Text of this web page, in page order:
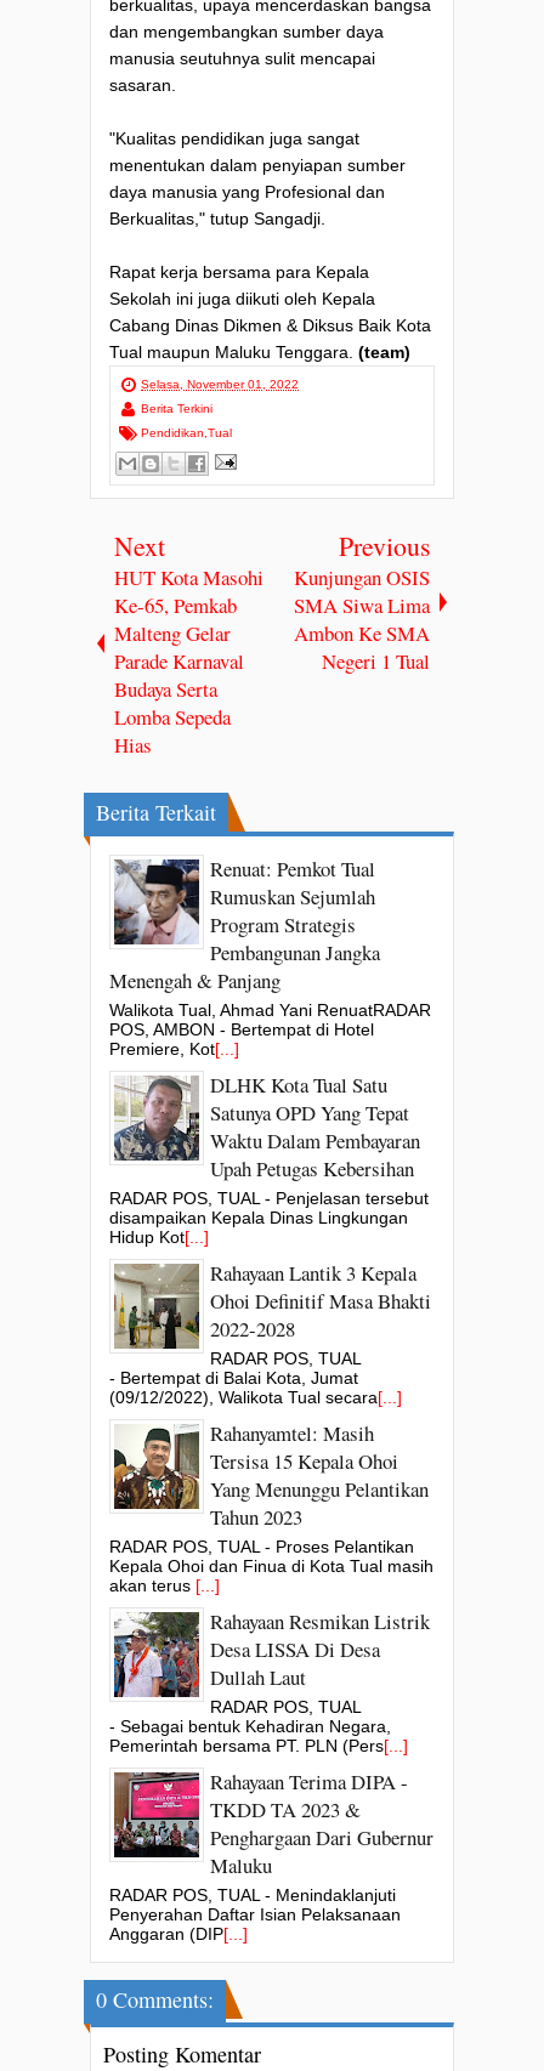
berkualitas, upaya mencerdaskan bangsa
dan mengembangkan sumber daya
manusia seutuhnya sulit mencapai
sasaran.
"Kualitas pendidikan juga sangat
menentukan dalam penyiapan sumber
daya manusia yang Profesional dan
Berkualitas," tutup Sangadji.
Rapat kerja bersama para Kepala
Sekolah ini juga diikuti oleh Kepala
Cabang Dinas Dikmen & Diksus Baik Kota
Tual maupun Maluku Tenggara. (team)
Selasa, November 01, 2022
Berita Terkini
Pendidikan,Tual
Next
HUT Kota Masohi
Ke-65, Pemkab
Malteng Gelar
Parade Karnaval
Budaya Serta
Lomba Sepeda
Hias
Previous
Kunjungan OSIS
SMA Siwa Lima
Ambon Ke SMA
Negeri 1 Tual
Berita Terkait
Renuat: Pemkot Tual
Rumuskan Sejumlah
Program Strategis
Pembangunan Jangka
Menengah & Panjang
Walikota Tual, Ahmad Yani RenuatRADAR
POS, AMBON - Bertempat di Hotel
Premiere, Kot[...]
DLHK Kota Tual Satu
Satunya OPD Yang Tepat
Waktu Dalam Pembayaran
Upah Petugas Kebersihan
RADAR POS, TUAL - Penjelasan tersebut
disampaikan Kepala Dinas Lingkungan
Hidup Kot[...]
Rahayaan Lantik 3 Kepala
Ohoi Definitif Masa Bhakti
2022-2028
RADAR POS, TUAL
- Bertempat di Balai Kota, Jumat
(09/12/2022), Walikota Tual secara[...]
Rahanyamtel: Masih
Tersisa 15 Kepala Ohoi
Yang Menunggu Pelantikan
Tahun 2023
RADAR POS, TUAL - Proses Pelantikan
Kepala Ohoi dan Finua di Kota Tual masih
akan terus [...]
Rahayaan Resmikan Listrik
Desa LISSA Di Desa
Dullah Laut
RADAR POS, TUAL
- Sebagai bentuk Kehadiran Negara,
Pemerintah bersama PT. PLN (Pers[...]
Rahayaan Terima DIPA -
TKDD TA 2023 &
Penghargaan Dari Gubernur
Maluku
RADAR POS, TUAL - Menindaklanjuti
Penyerahan Daftar Isian Pelaksanaan
Anggaran (DIP[...]
0 Comments:
Posting Komentar